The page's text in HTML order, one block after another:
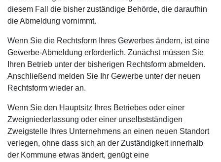
diesem Fall die bisher zuständige Behörde, die daraufhin
die Abmeldung vornimmt.
Wenn Sie die Rechtsform Ihres Gewerbes ändern, ist eine
Gewerbe-Abmeldung erforderlich. Zunächst müssen Sie
Ihren Betrieb unter der bisherigen Rechtsform abmelden.
Anschließend melden Sie Ihr Gewerbe unter der neuen
Rechtsform wieder an.
Wenn Sie den Hauptsitz Ihres Betriebes oder einer
Zweigniederlassung oder einer unselbstständigen
Zweigstelle Ihres Unternehmens an einen neuen Standort
verlegen, ohne dass sich an der Zuständigkeit innerhalb
der Kommune etwas ändert, genügt eine